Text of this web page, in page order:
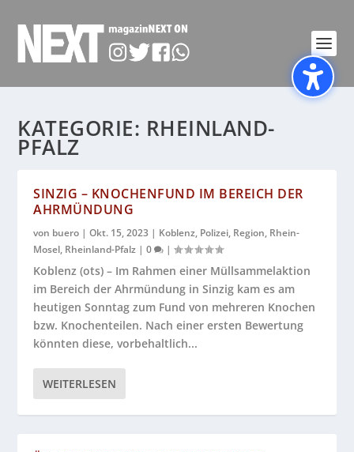
KATEGORIE: RHEINLAND-
PFALZ
SINZIG – KNOCHENFUND IM BEREICH DER
AHRMÜNDUNG
von buero |Okt. 15, 2023 | Koblenz, Polizei, Region, Rhein-
Mosel, Rheinland-Pfalz |0 |
Koblenz (ots) – Im Rahmen einer Müllsammelaktion
im Bereich der Ahrmündung in Sinzig kam es am
heutigen Sonntag zum Fund von mehreren Knochen
bzw. Knochenteilen. Nach einer ersten Bewertung
könnten diese, vorbehaltlich...
WEITERLESEN